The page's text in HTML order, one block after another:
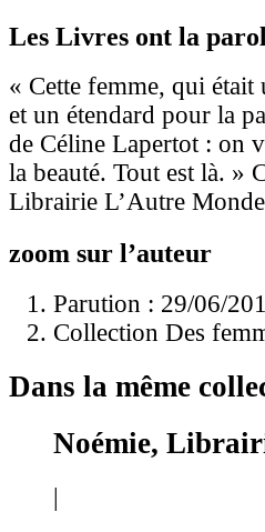
Les Livres ont la
« Cette femme, qui
et un étendard pour la
de Céline Lapertot : on
la beauté. Tout est là. »
Librairie L’Autre
zoom sur l’auteur
Parution : 29/06/
Collection Des
Dans la même
Noémie,
|